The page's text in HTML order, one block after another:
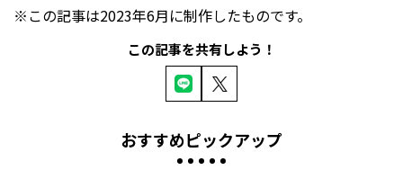
※この記事は2023年6月に制作したものです。
この記事を共有しよう！
おすすめピックアップ